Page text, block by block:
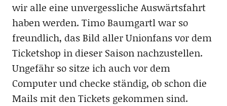
wir alle eine unvergessliche Auswärtsfahrt
haben werden. Timo Baumgartl war so
freundlich, das Bild aller Unionfans vor dem
Ticketshop in dieser Saison nachzustellen.
Ungefähr so sitze ich auch vor dem
Computer und checke ständig, ob schon die
Mails mit den Tickets gekommen sind.